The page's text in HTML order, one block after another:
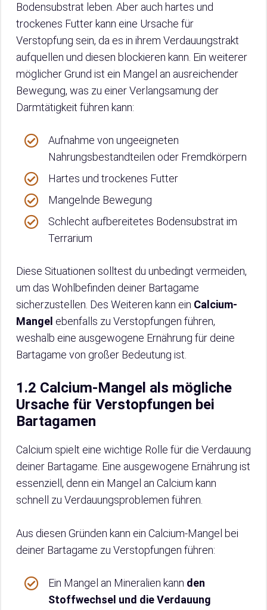
Bodensubstrat leben. Aber auch hartes und
trockenes Futter kann eine Ursache für
Verstopfung sein, da es in ihrem Verdauungstrakt
aufquellen und diesen blockieren kann. Ein weiterer
möglicher Grund ist ein Mangel an ausreichender
Bewegung, was zu einer Verlangsamung der
Darmtätigkeit führen kann:
Aufnahme von ungeeigneten
Nahrungsbestandteilen oder Fremdkörpern
Hartes und trockenes Futter
Mangelnde Bewegung
Schlecht aufbereitetes Bodensubstrat im
Terrarium
Diese Situationen solltest du unbedingt vermeiden,
um das Wohlbefinden deiner Bartagame
sicherzustellen. Des Weiteren kann ein Calcium-
Mangel ebenfalls zu Verstopfungen führen,
weshalb eine ausgewogene Ernährung für deine
Bartagame von großer Bedeutung ist.
1.2 Calcium-Mangel als mögliche
Ursache für Verstopfungen bei
Bartagamen
Calcium spielt eine wichtige Rolle für die Verdauung
deiner Bartagame. Eine ausgewogene Ernährung ist
essenziell, denn ein Mangel an Calcium kann
schnell zu Verdauungsproblemen führen.
Aus diesen Gründen kann ein Calcium-Mangel bei
deiner Bartagame zu Verstopfungen führen:
Ein Mangel an Mineralien kann den
Stoffwechsel und die Verdauung